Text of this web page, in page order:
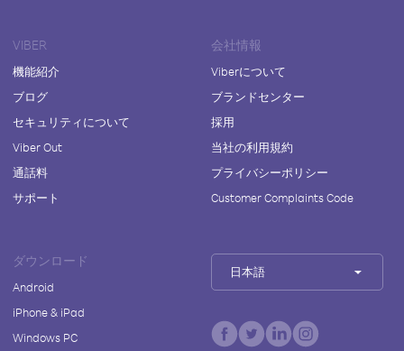
VIBER
機能紹介
ブログ
セキュリティについて
Viber Out
通話料
サポート
会社情報
Viberについて
ブランドセンター
採用
当社の利用規約
プライバシーポリシー
Customer Complaints Code
ダウンロード
Android
iPhone & iPad
Windows PC
日本語